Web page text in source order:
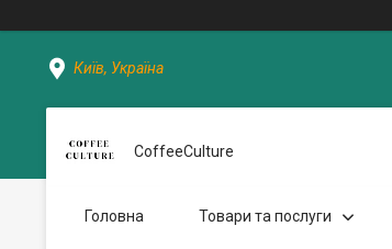
Київ, Україна
CoffeeCulture
Головна Товари та послуги